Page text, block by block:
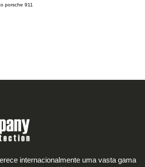
porsche 911
internacionalmente uma vasta gama